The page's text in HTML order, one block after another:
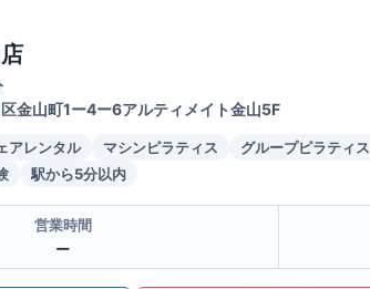
金山町1ー4ー6アルティメイト金山5F
アレンタル マシンピラティス
グループピラティス
駅から5分以内
営業時間
ー